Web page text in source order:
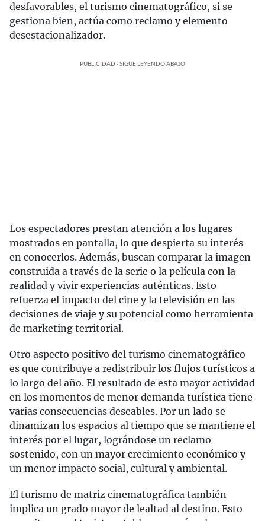
desfavorables, el turismo cinematográfico, si se
gestiona bien, actúa como reclamo y elemento
desestacionalizador.
PUBLICIDAD - SIGUE LEYENDO ABAJO
Los espectadores prestan atención a los lugares
mostrados en pantalla, lo que despierta su interés
en conocerlos. Además, buscan comparar la imagen
construida a través de la serie o la película con la
realidad y vivir experiencias auténticas. Esto
refuerza el impacto del cine y la televisión en las
decisiones de viaje y su potencial como herramienta
de marketing territorial.
Otro aspecto positivo del turismo cinematográfico
es que contribuye a redistribuir los flujos turísticos a
lo largo del año. El resultado de esta mayor actividad
en los momentos de menor demanda turística tiene
varias consecuencias deseables. Por un lado se
dinamizan los espacios al tiempo que se mantiene el
interés por el lugar, lográndose un reclamo
sostenido, con un mayor crecimiento económico y
un menor impacto social, cultural y ambiental.
El turismo de matriz cinematográfica también
implica un grado mayor de lealtad al destino. Esto